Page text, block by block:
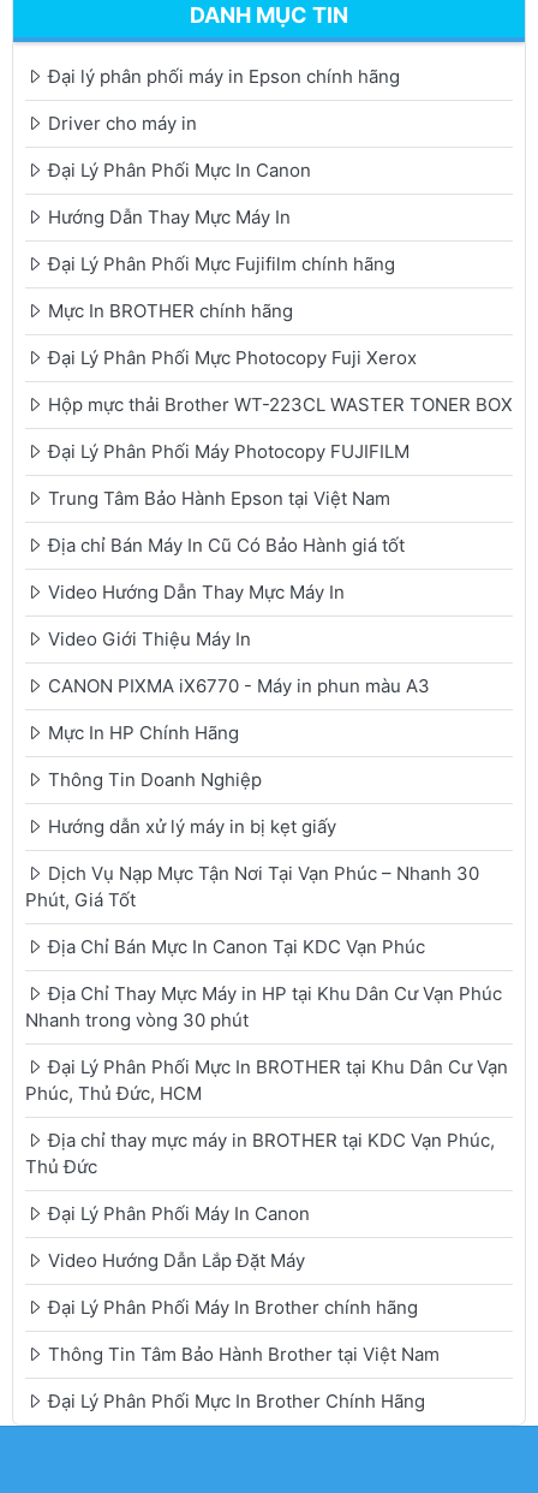
DANH MỤC TIN
Đại lý phân phối máy in Epson chính hãng
Driver cho máy in
Đại Lý Phân Phối Mực In Canon
Hướng Dẫn Thay Mực Máy In
Đại Lý Phân Phối Mực Fujifilm chính hãng
Mực In BROTHER chính hãng
Đại Lý Phân Phối Mực Photocopy Fuji Xerox
Hộp mực thải Brother WT-223CL WASTER TONER BOX
Đại Lý Phân Phối Máy Photocopy FUJIFILM
Trung Tâm Bảo Hành Epson tại Việt Nam
Địa chỉ Bán Máy In Cũ Có Bảo Hành giá tốt
Video Hướng Dẫn Thay Mực Máy In
Video Giới Thiệu Máy In
CANON PIXMA iX6770 - Máy in phun màu A3
Mực In HP Chính Hãng
Thông Tin Doanh Nghiệp
Hướng dẫn xử lý máy in bị kẹt giấy
Dịch Vụ Nạp Mực Tận Nơi Tại Vạn Phúc – Nhanh 30
Phút, Giá Tốt
Địa Chỉ Bán Mực In Canon Tại KDC Vạn Phúc
Địa Chỉ Thay Mực Máy in HP tại Khu Dân Cư Vạn Phúc
Nhanh trong vòng 30 phút
Đại Lý Phân Phối Mực In BROTHER tại Khu Dân Cư Vạn
Phúc, Thủ Đức, HCM
Địa chỉ thay mực máy in BROTHER tại KDC Vạn Phúc,
Thủ Đức
Đại Lý Phân Phối Máy In Canon
Video Hướng Dẫn Lắp Đặt Máy
Đại Lý Phân Phối Máy In Brother chính hãng
Thông Tin Tâm Bảo Hành Brother tại Việt Nam
Đại Lý Phân Phối Mực In Brother Chính Hãng